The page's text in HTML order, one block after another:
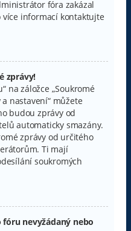
fóra zakázal
informací kontaktujte
zprávy!
na záložce „Soukromé
a nastavení“ můžete
budou zprávy od
automaticky smazány.
zprávy od určitého
Ti mají
soukromých
nevyžádaný nebo